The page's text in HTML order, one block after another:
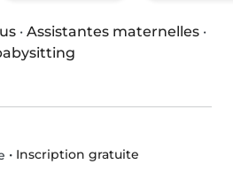
· Assistantes maternelles ·
• Inscription gratuite